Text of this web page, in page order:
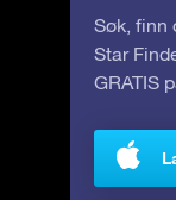
Søk, finn
Star
GRATIS